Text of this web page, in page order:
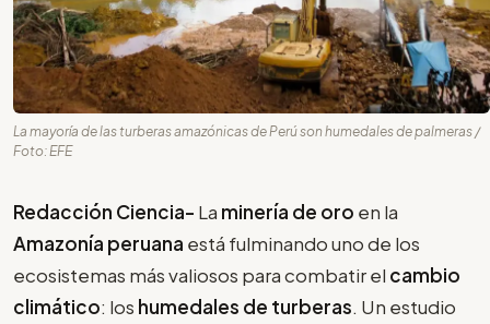
La mayoría de las turberas amazónicas de Perú son humedales de palmeras /
Foto: EFE
Redacción Ciencia- La minería de oro en la
Amazonía peruana está fulminando uno de los
ecosistemas más valiosos para combatir el cambio
climático: los humedales de turberas. Un estudio